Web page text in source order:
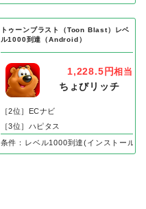
トゥーンブラスト（Toon Blast）レベ
ル1000到達（Android）
1,228.5円相当
ちょびリッチ
［2位］ECナビ
［3位］ハピタス
条件：レベル1000到達(インストール後